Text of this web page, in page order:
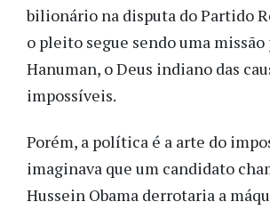
bilionário na disputa do Partido
o pleito segue sendo uma missão
Hanuman, o Deus indiano das
impossíveis.
Porém, a política é a arte do
imaginava que um candidato
Hussein Obama derrotaria a